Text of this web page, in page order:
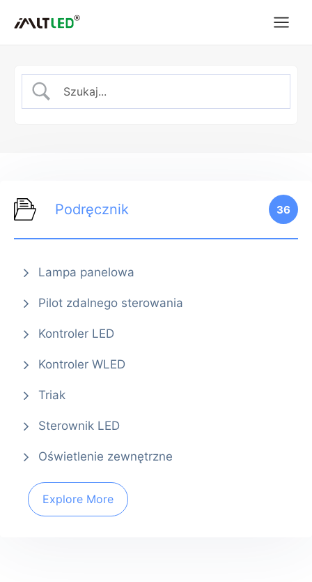
Podręcznik 36
Lampa panelowa
Pilot zdalnego sterowania
Kontroler LED
Kontroler WLED
Triak
Sterownik LED
Oświetlenie zewnętrzne
Explore More